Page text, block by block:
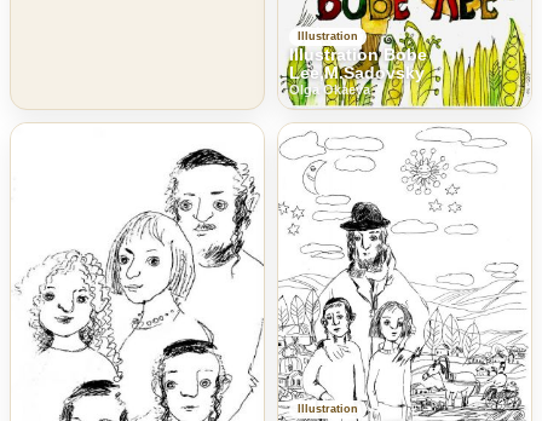
Illustration
Illustration Bobe
Lee,M.Sadovsky
Olga Okaeva
Illustration